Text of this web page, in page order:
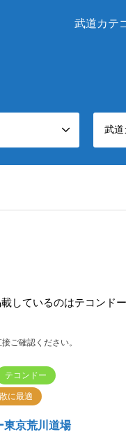
武道カテ
武道
しているのはテコン
ご確認ください。
テコンドー
に最適
東京荒川道場